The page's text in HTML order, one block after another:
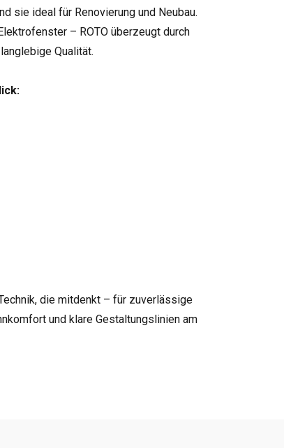
sie ideal für Renovierung und Neubau.
– ROTO überzeugt durch
Qualität.
die mitdenkt – für zuverlässige
und klare Gestaltungslinien am